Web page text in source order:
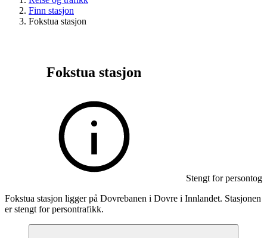
Finn stasjon
Fokstua stasjon
Fokstua stasjon
Stengt for persontog
Fokstua stasjon ligger på Dovrebanen i Dovre i Innlandet. Stasjonen
er stengt for persontrafikk.